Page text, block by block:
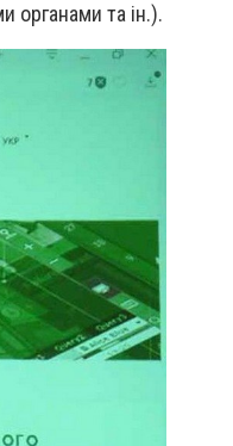
органами та ін.).